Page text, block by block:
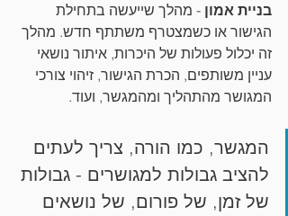
בניית אמון - מהלך שייעשה בתחילת
הגישור או כשמצטרף משתתף חדש. מהלך
זה יכלול פעולות של היכרות, איתור נושאי
עניין משותפים, הכרת הגישור, זיהוי צורכי
המגושר מהתהליך ומהמגשר, ועוד.
המגשר, כמו הורה, צריך לעתים
להציב גבולות למגושרים - גבולות
של זמן, של פורום, של נושאים